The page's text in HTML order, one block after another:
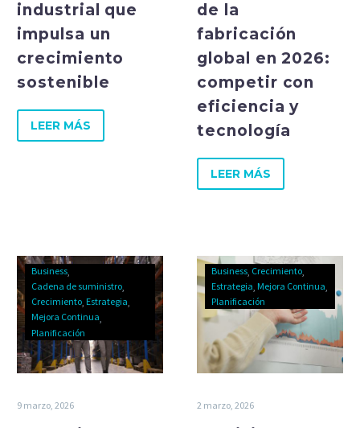
industrial que
impulsa un
crecimiento
sostenible
LEER MÁS
de la
fabricación
global en 2026:
competir con
eficiencia y
tecnología
LEER MÁS
Business
Cadena de suministro
Crecimiento Estrategia
Mejora Continua
Planificación
9 marzo, 2026
Business Crecimiento
Estrategia Mejora Continua
Planificación
2 marzo, 2026